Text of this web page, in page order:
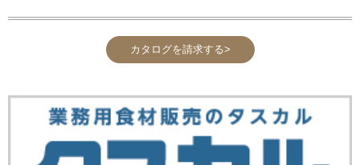
カタログを請求する>